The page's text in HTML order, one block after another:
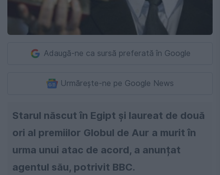
Adaugă-ne ca sursă preferată în Google
Urmărește-ne pe Google News
Starul născut în Egipt și laureat de două
ori al premiilor Globul de Aur a murit în
urma unui atac de acord, a anunțat
agentul său, potrivit BBC.